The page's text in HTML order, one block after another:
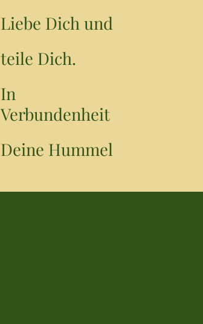
Liebe Dich und
teile Dich.
In
Verbundenheit
Deine Hummel